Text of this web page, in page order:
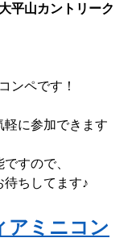
平山カントリーク
ンペです！
軽に参加できます
すので、
ちしてます♪
ミニコン